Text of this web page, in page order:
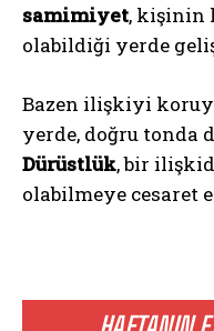
samimiyet, kişinin
olabildiği yerde
Bazen ilişkiyi
yerde, doğru tonda
Dürüstlük, bir
olabilmeye cesaret